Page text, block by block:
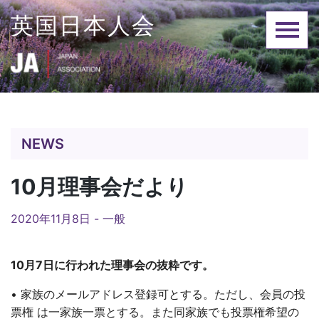
Skip
to
content
英国日本人会
NEWS
10月理事会だより
2020年11月8日 - 一般
10月7日に行われた理事会の抜粋です。
• 家族のメールアドレス登録可とする。ただし、会員の投
票権 は一家族一票とする。また同家族でも投票権希望の